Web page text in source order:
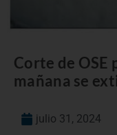
Corte de OSE
mañana se
julio 31, 2024